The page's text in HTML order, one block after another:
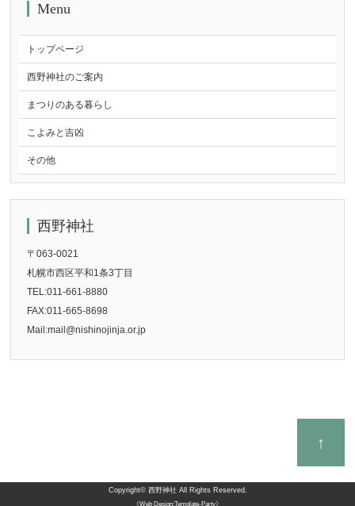
Menu
トップページ
西野神社のご案内
まつりのある暮らし
こよみと吉凶
その他
西野神社
〒063-0021
札幌市西区平和1条3丁目
TEL:011-661-8880
FAX:011-665-8698
Mail:mail@nishinojinja.or.jp
↑
Copyright© 西野神社 All Rights Reserved.
《Web Design:Template-Party》